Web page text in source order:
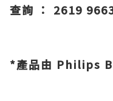
查詢 ： 2619
*產品由 Philips